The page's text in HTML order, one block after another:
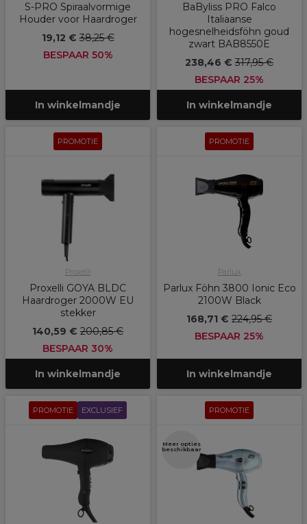
S-PRO Spiraalvormige
Houder voor Haardroger
19,12 €38,25 €
BESPAAR 50%
In winkelmandje
BaByliss PRO Falco
Italiaanse
hogesnelheidsföhn goud
zwart BAB8550E
238,46 € 317,95 €
BESPAAR 25%
In winkelmandje
PROMOTIE
Proxelli
Proxelli GOYA BLDC
Haardroger 2000W EU
stekker
140,59 € 200,85 €
BESPAAR 30%
In winkelmandje
PROMOTIE
Parlux
Parlux Föhn 3800 Ionic Eco
2100W Black
168,71 € 224,95 €
BESPAAR 25%
In winkelmandje
PROMOTIE EXCLUSIEF PROMOTIE
Meer opties
beschikbaar